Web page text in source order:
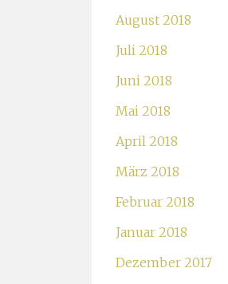
August 2018
Juli 2018
Juni 2018
Mai 2018
April 2018
März 2018
Februar 2018
Januar 2018
Dezember 2017